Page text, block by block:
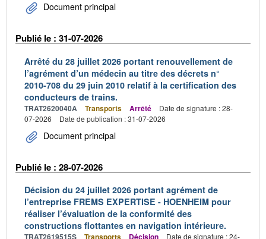
Document principal
Publié le : 31-07-2026
Arrêté du 28 juillet 2026 portant renouvellement de
l’agrément d’un médecin au titre des décrets n°
2010-708 du 29 juin 2010 relatif à la certification des
conducteurs de trains.
TRAT2620040A Transports Arrêté
Date de signature : 28-
07-2026
Date de publication : 31-07-2026
Document principal
Publié le : 28-07-2026
Décision du 24 juillet 2026 portant agrément de
l’entreprise FREMS EXPERTISE - HOENHEIM pour
réaliser l’évaluation de la conformité des
constructions flottantes en navigation intérieure.
TRAT2619515S Transports Décision
Date de signature : 24-